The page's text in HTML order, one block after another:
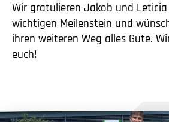
Wir gratulieren Jakob und
wichtigen Meilenstein und
ihren weiteren Weg alles Gute.
euch!